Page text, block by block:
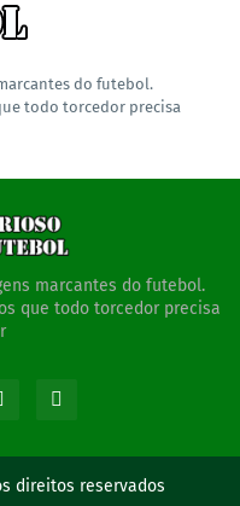
do futebol.
todo torcedor precisa
marcantes do futebol.
que todo torcedor precisa
direitos reservados